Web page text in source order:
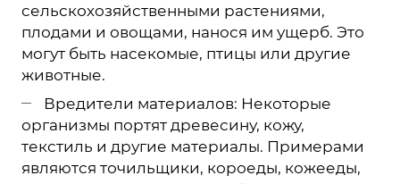
сельскохозяйственными растениями,
плодами и овощами, нанося им ущерб. Это
могут быть насекомые, птицы или другие
животные.
Вредители материалов: Некоторые
организмы портят древесину, кожу,
текстиль и другие материалы. Примерами
являются точильщики, короеды, кожееды,